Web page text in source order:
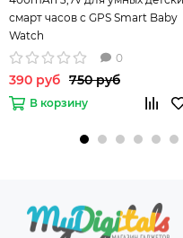
смарт часов с GPS Smart Baby
Watch
Q50/Q60/Q80/Q90/EW100/T58 и
других устройств
0
390 руб 750 руб
В корзину